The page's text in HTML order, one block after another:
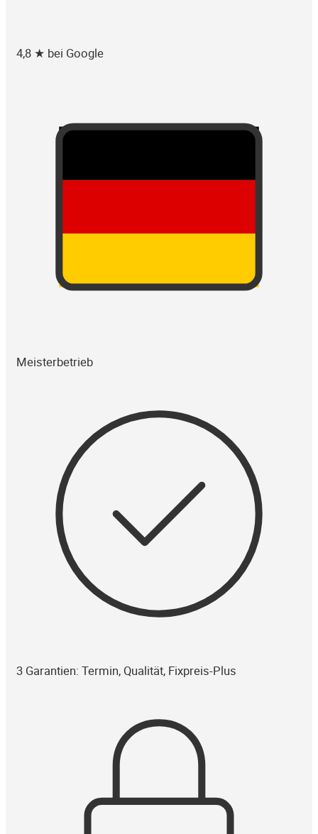
4,8 ★ bei Google
Meisterbetrieb
3 Garantien: Termin, Qualität, Fixpreis-Plus